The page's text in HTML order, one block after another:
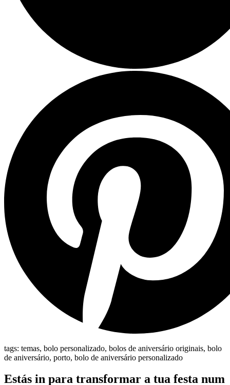
tags: temas, bolo personalizado, bolos de aniversário originais, bolo
de aniversário, porto, bolo de aniversário personalizado
Estás in para transformar a tua festa num